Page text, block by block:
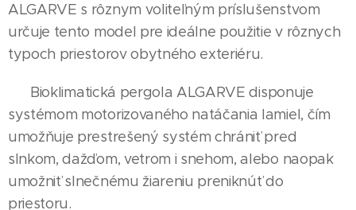
ALGARVE s rôznym voliteľným príslušenstvom
určuje tento model pre ideálne použitie v rôznych
typoch priestorov obytného exteriéru.
Bioklimatická pergola ALGARVE disponuje
systémom motorizovaného natáčania lamiel, čím
umožňuje prestrešený systém chrániť pred
slnkom, dažďom, vetrom i snehom, alebo naopak
umožniť slnečnému žiareniu preniknúť do
priestoru.